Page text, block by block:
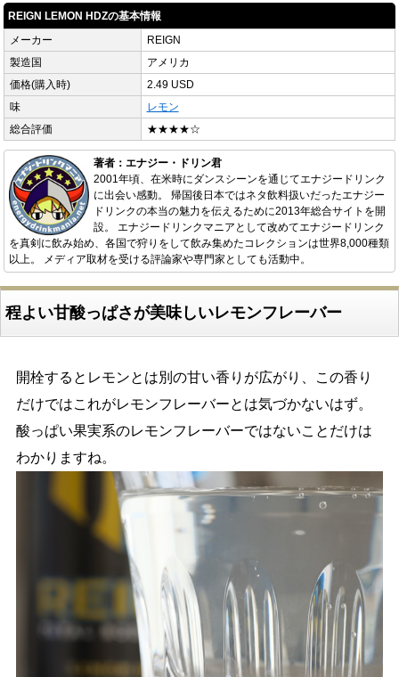
REIGN LEMON HDZの基本情報
メーカー
REIGN
製造国
アメリカ
価格(購入時)
2.49 USD
味
レモン
総合評価
★★★★☆
著者：エナジー・ドリン君
2001年頃、在米時にダンスシーンを通じてエナジードリンク
に出会い感動。 帰国後日本ではネタ飲料扱いだったエナジー
ドリンクの本当の魅力を伝えるために2013年総合サイトを開
設。 エナジードリンクマニアとして改めてエナジードリンク
を真剣に飲み始め、各国で狩りをして飲み集めたコレクションは世界8,000種類
以上。 メディア取材を受ける評論家や専門家としても活動中。
程よい甘酸っぱさが美味しいレモンフレーバー
開栓するとレモンとは別の甘い香りが広がり、この香り
だけではこれがレモンフレーバーとは気づかないはず。
酸っぱい果実系のレモンフレーバーではないことだけは
わかりますね。